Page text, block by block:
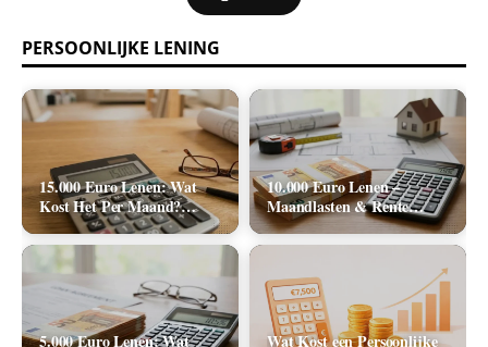
PERSOONLIJKE LENING
15.000 Euro Lenen: Wat
Kost Het Per Maand?
(Rente & Tabel 2026)
10.000 Euro Lenen –
Maandlasten & Rente
Berekenen (2026)
5.000 Euro Lenen: Wat
Wat Kost een Persoonlijke